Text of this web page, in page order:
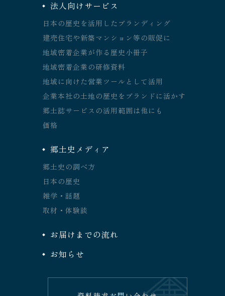
法人向けサービス
日本の歴史を活用したブランディング
建売住宅や新築マンション等の販促に
地域密着企業が作る歴史小冊子
地域密着企業の研修資料
地域に向けた営業ツールとして活用
企業本社の土地の歴史をブランドに活かす
郷土誌サービスの活用範囲は他にも
価格
郷土史メディア
郷土史の調べ方
日本の歴史
雑学・話題
取材・体験談
お届けまでの流れ
お知らせ